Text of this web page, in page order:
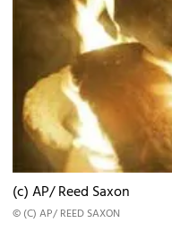
(c) AP/ Reed Saxon
© (C) AP/ REED SAXON